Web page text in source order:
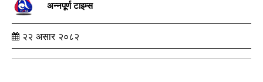
अन्नपूर्ण टाइम्स
२२ असार २०८२